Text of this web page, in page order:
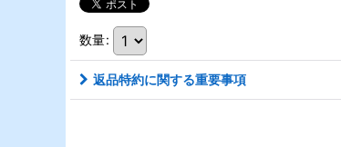
数量:
返品特約に関する重要事項